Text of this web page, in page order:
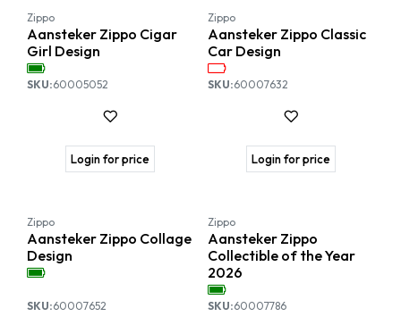
Zippo
Aansteker Zippo Cigar
Girl Design
SKU:60005052
Login for price
Nieuw!
Zippo
Aansteker Zippo Classic
Car Design
SKU:60007632
Login for price
Nieuw!
Zippo
Aansteker Zippo Collage
Design
SKU:60007652
Zippo
Aansteker Zippo
Collectible of the Year
2026
SKU:60007786